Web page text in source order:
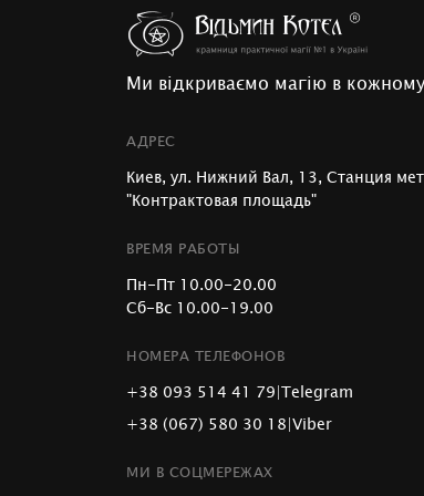
Ми відкриваємо магію в
АДРЕС
Киев, ул. Нижний Вал, 13, Станция
"Контрактовая площадь"
ВРЕМЯ РАБОТЫ
Пн-Пт 10.00-20.00
Сб-Вс 10.00-19.00
НОМЕРА ТЕЛЕФОНОВ
+38 093 514 41 79|Telegram
+38 (067) 580 30 18|Viber
МИ В СОЦМЕРЕЖАХ